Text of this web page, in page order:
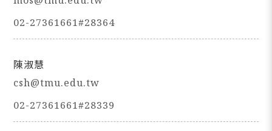
02-27361661#28364
陳淑慧
csh@tmu.edu.tw
02-27361661#28339